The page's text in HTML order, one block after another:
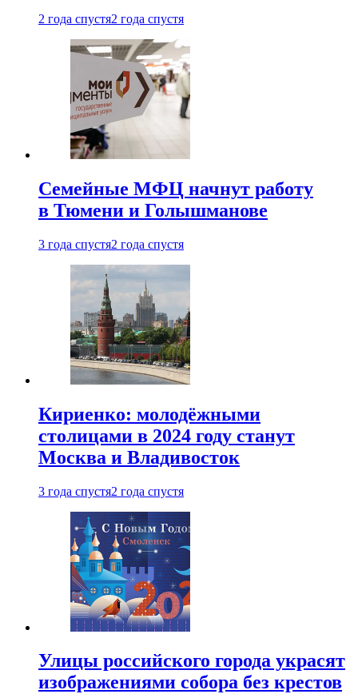
2 года спустя2 года спустя
Семейные МФЦ начнут работу
в Тюмени и Голышманове
3 года спустя2 года спустя
Кириенко: молодёжными
столицами в 2024 году станут
Москва и Владивосток
3 года спустя2 года спустя
Улицы российского города украсят
изображениями собора без крестов